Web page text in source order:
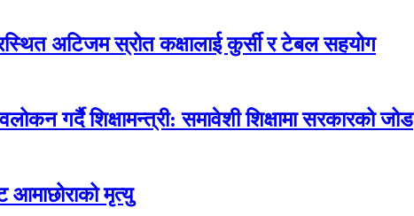
अटिजम स्रोत कक्षालाई कुर्सी र टेबल सहयोग
गर्दै शिक्षामन्त्री: समावेशी शिक्षामा सरकारको जोड
आमाछोराको मृत्यु